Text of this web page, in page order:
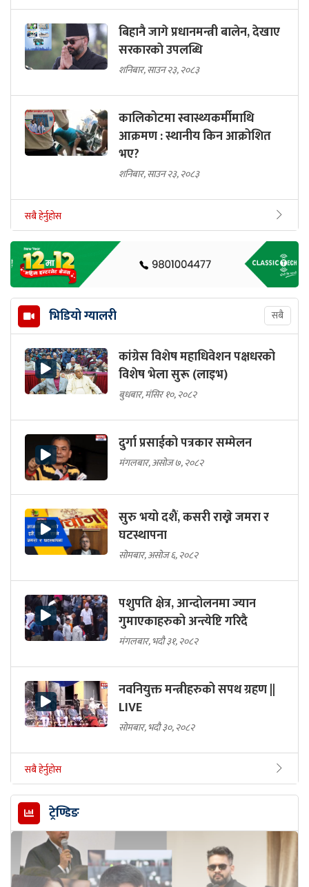
बिहानै जागे प्रधानमन्त्री बालेन, देखाए
सरकारकाे उपलब्धि
शनिबार, साउन २३, २०८३
कालिकोटमा स्वास्थ्यकर्मीमाथि
आक्रमण : स्थानीय किन आक्रोशित
भए?
शनिबार, साउन २३, २०८३
सबै हेर्नुहोस
भिडियो ग्यालरी सबै
कांग्रेस विशेष महाधिवेशन पक्षधरको
विशेष भेला सुरू (लाइभ)
बुधबार, मंसिर १०, २०८२
दुर्गा प्रसाईको पत्रकार सम्मेलन
मंगलबार, असोज ७, २०८२
सुरु भयो दशैं, कसरी राख्ने जमरा र
घटस्थापना
सोमबार, असोज ६, २०८२
पशुपति क्षेत्र, आन्दोलनमा ज्यान
गुमाएकाहरुको अन्त्येष्टि गरिदै
मंगलबार, भदौ ३१, २०८२
नवनियुक्त मन्त्रीहरुको सपथ ग्रहण ||
LIVE
सोमबार, भदौ ३०, २०८२
सबै हेर्नुहोस
ट्रेण्डिङ